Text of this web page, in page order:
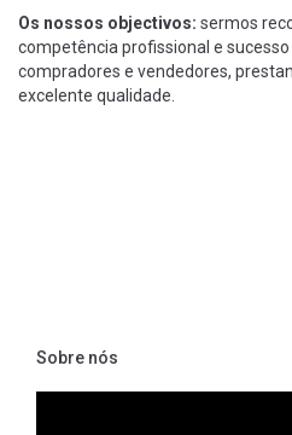
Os nossos objectivos: sermos
competência profissional e
compradores e vendedores,
excelente qualidade.
Sobre nós